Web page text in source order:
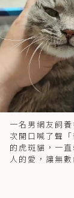
一名男網友飼
次開口喊了聲
的虎斑貓，一
人的愛，讓無